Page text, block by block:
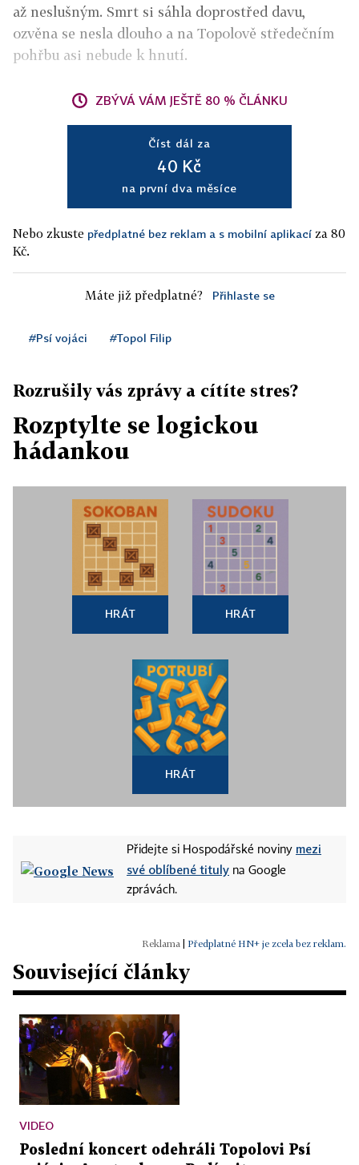
až neslušným. Smrt si sáhla doprostřed davu,
ozvěna se nesla dlouho a na Topolově středečním
pohřbu asi nebude k hnutí.
ZBÝVÁ VÁM JEŠTĚ 80 % ČLÁNKU
Číst dál za
40 Kč
na první dva měsíce
Nebo zkuste předplatné bez reklam a s mobilní aplikací za 80
Kč.
Máte již předplatné? Přihlaste se
#Psí vojáci #Topol Filip
Rozrušily vás zprávy a cítíte stres?
Rozptylte se logickou
hádankou
HRÁT HRÁT
HRÁT
Přidejte si Hospodářské noviny mezi
své oblíbené tituly na Google
zprávách.
Předplatné HN+ je zcela bez reklam.
Související články
VIDEO
Poslední koncert odehráli Topolovi Psí